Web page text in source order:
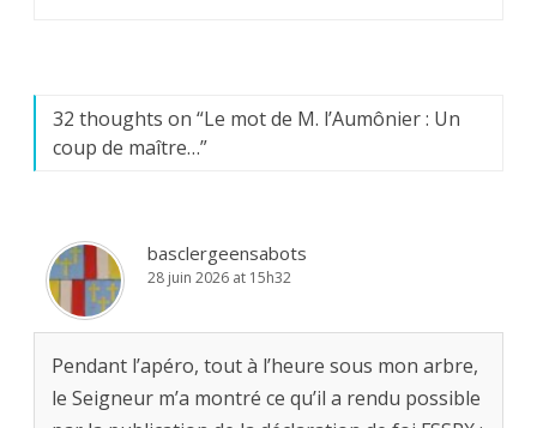
32 thoughts on “Le mot de M. l’Aumônier : Un
coup de maître…”
basclergeensabots
28 juin 2026 at 15h32
Pendant l’apéro, tout à l’heure sous mon arbre,
le Seigneur m’a montré ce qu’il a rendu possible